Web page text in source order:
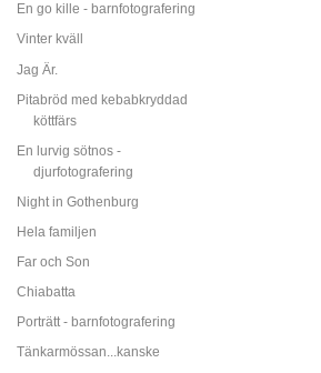
En go kille - barnfotografering
Vinter kväll
Jag Är.
Pitabröd med kebabkryddad
köttfärs
En lurvig sötnos -
djurfotografering
Night in Gothenburg
Hela familjen
Far och Son
Chiabatta
Porträtt - barnfotografering
Tänkarmössan...kanske